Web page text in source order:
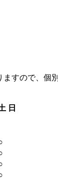
ますので、個
日